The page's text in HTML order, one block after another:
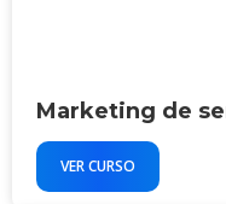
Marketing de
VER CURSO